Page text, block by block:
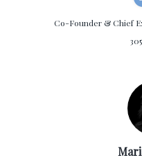
Co-Founder & Chief